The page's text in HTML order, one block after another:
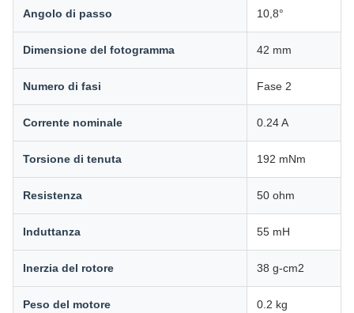
Angolo di passo 10,8°
Dimensione del fotogramma 42 mm
Numero di fasi Fase 2
Corrente nominale 0.24 A
Torsione di tenuta 192 mNm
Resistenza 50 ohm
Induttanza 55 mH
Inerzia del rotore 38 g-cm2
Peso del motore 0.2 kg